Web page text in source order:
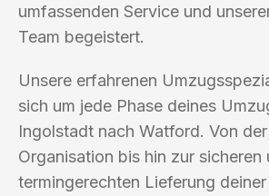
umfassenden Service und
Team begeistert.
Unsere erfahrenen
sich um jede Phase deines
Ingolstadt nach Watford. Von
Organisation bis hin zur sicheren
termingerechten Lieferung